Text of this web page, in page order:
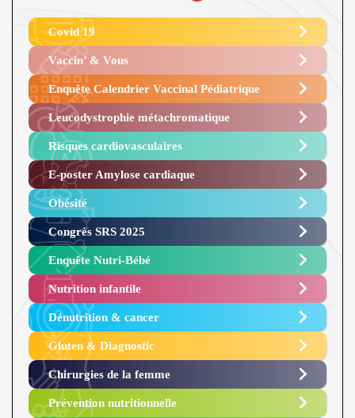
Covid 19
Vaccin’ & Vous
Enquête Calendrier Vaccinal Pédiatrique
Leucodystrophie métachromatique
Risques cardiovasculaires
E-poster Amylose cardiaque ​
Obésité ​
Congrès SRS 2025 ​
Enquête Nutri-Bébé ​
Nutrition infantile
Dénutrition & cancer
Gluten & Diagnostic
Chirurgies de la femme
Prévention nutritionnelle